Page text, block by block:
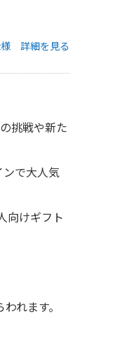
様 詳細を見る
BTの名
の差が生じる
挑戦や新た
で大人気
向けギフト
れます。